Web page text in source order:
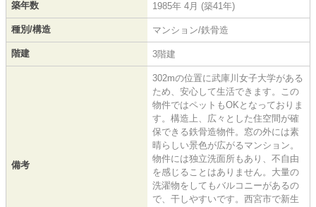
築年数 1985年 4月 (築41年)
種別/構造 マンション/鉄骨造
階建 3階建
備考
302mの位置に武庫川女子大学がある
ため、安心して生活できます。この
物件ではペットもOKとなっておりま
す。構造上、広々とした住空間が確
保できる鉄骨造物件。窓の外には素
晴らしい景色が広がるマンション。
物件には独立洗面所もあり、不自由
を感じることはありません。大量の
洗濯物をしてもバルコニーがあるの
で、干しやすいです。西宮市で新生